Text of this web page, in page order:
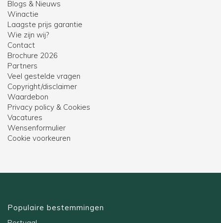
Blogs & Nieuws
Winactie
Laagste prijs garantie
Wie zijn wij?
Contact
Brochure 2026
Partners
Veel gestelde vragen
Copyright/disclaimer
Waardebon
Privacy policy & Cookies
Vacatures
Wensenformulier
Cookie voorkeuren
Populaire bestemmingen